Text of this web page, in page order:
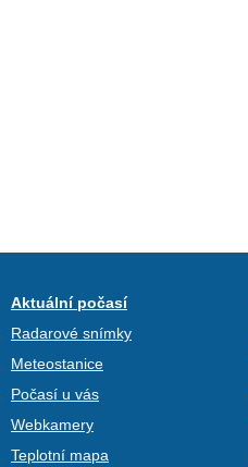
Aktuální počasí
Radarové snímky
Meteostanice
Počasí u vás
Webkamery
Teplotní mapa